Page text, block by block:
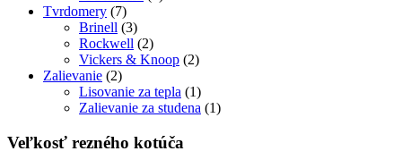
Tvrdomery (7)
Brinell (3)
Rockwell (2)
Vickers & Knoop (2)
Zalievanie (2)
Lisovanie za tepla (1)
Zalievanie za studena (1)
Veľkosť rezného kotúča